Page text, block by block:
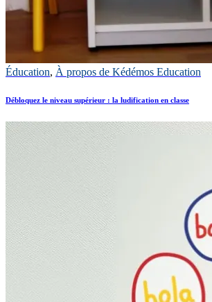
Éducation, À propos de Kédémos Education
Débloquez le niveau supérieur : la ludification en classe